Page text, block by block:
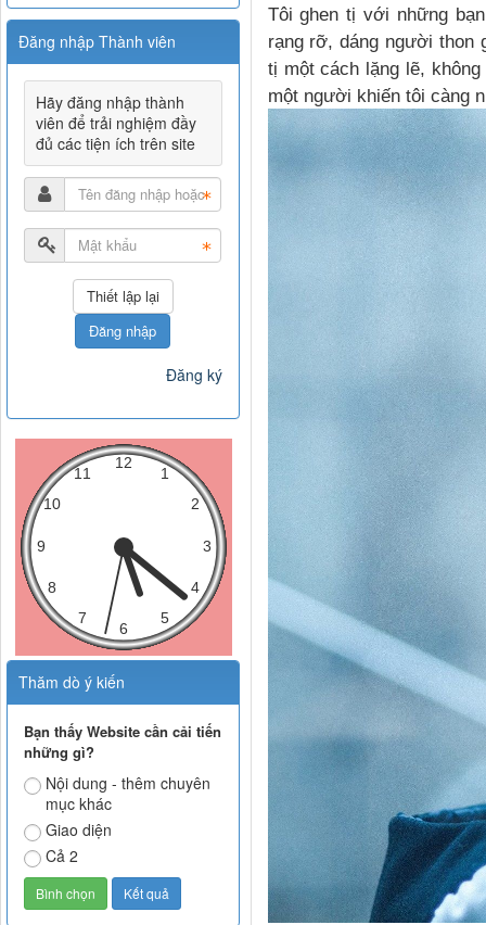
Tôi ghen tị với những
rạng rỡ, dáng người thon
tị một cách lặng lẽ,
một người khiến tôi càng
Đăng nhập Thành viên
Hãy đăng nhập thành
viên để trải nghiệm đầy
đủ các tiện ích trên site
Đăng nhập
Đăng ký
Thăm dò ý kiến
Bạn thấy Website cần cải tiến
những gì?
Nội dung - thêm chuyên
mục khác
Giao diện
Cả 2